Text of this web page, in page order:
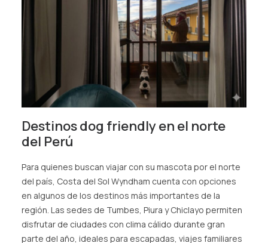
Destinos dog friendly en el norte
del Perú
Para quienes buscan viajar con su mascota por el norte
del país, Costa del Sol Wyndham cuenta con opciones
en algunos de los destinos más importantes de la
región. Las sedes de Tumbes, Piura y Chiclayo permiten
disfrutar de ciudades con clima cálido durante gran
parte del año, ideales para escapadas, viajes familiares